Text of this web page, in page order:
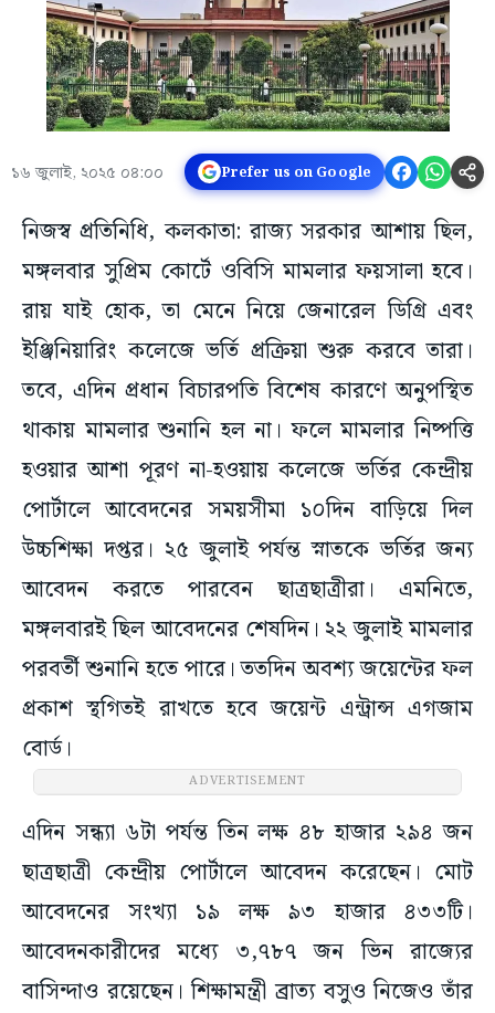
১৬ জুলাই, ২০২৫ ০৪:০০ Prefer us on Google
নিজস্ব প্রতিনিধি, কলকাতা: রাজ্য সরকার আশায় ছিল,
মঙ্গলবার সুপ্রিম কোর্টে ওবিসি মামলার ফয়সালা হবে।
রায় যাই হোক, তা মেনে নিয়ে জেনারেল ডিগ্রি এবং
ইঞ্জিনিয়ারিং কলেজে ভর্তি প্রক্রিয়া শুরু করবে তারা।
তবে, এদিন প্রধান বিচারপতি বিশেষ কারণে অনুপস্থিত
থাকায় মামলার শুনানি হল না। ফলে মামলার নিষ্পত্তি
হওয়ার আশা পূরণ না-হওয়ায় কলেজে ভর্তির কেন্দ্রীয়
পোর্টালে আবেদনের সময়সীমা ১০দিন বাড়িয়ে দিল
উচ্চশিক্ষা দপ্তর। ২৫ জুলাই পর্যন্ত স্নাতকে ভর্তির জন্য
আবেদন করতে পারবেন ছাত্রছাত্রীরা। এমনিতে,
মঙ্গলবারই ছিল আবেদনের শেষদিন। ২২ জুলাই মামলার
পরবর্তী শুনানি হতে পারে। ততদিন অবশ্য জয়েন্টের ফল
প্রকাশ স্থগিতই রাখতে হবে জয়েন্ট এন্ট্রান্স এগজাম
বোর্ড।
ADVERTISEMENT
এদিন সন্ধ্যা ৬টা পর্যন্ত তিন লক্ষ ৪৮ হাজার ২৯৪ জন
ছাত্রছাত্রী কেন্দ্রীয় পোর্টালে আবেদন করেছেন। মোট
আবেদনের সংখ্যা ১৯ লক্ষ ৯৩ হাজার ৪৩৩টি।
আবেদনকারীদের মধ্যে ৩,৭৮৭ জন ভিন রাজ্যের
বাসিন্দাও রয়েছেন। শিক্ষামন্ত্রী ব্রাত্য বসুও নিজেও তাঁর